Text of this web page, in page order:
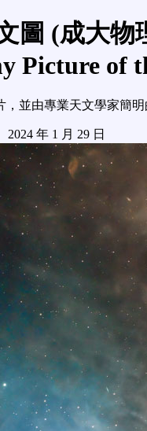
圖 (成大物
Picture of
並由專業天文學家簡明
2024 年 1 月 29 日